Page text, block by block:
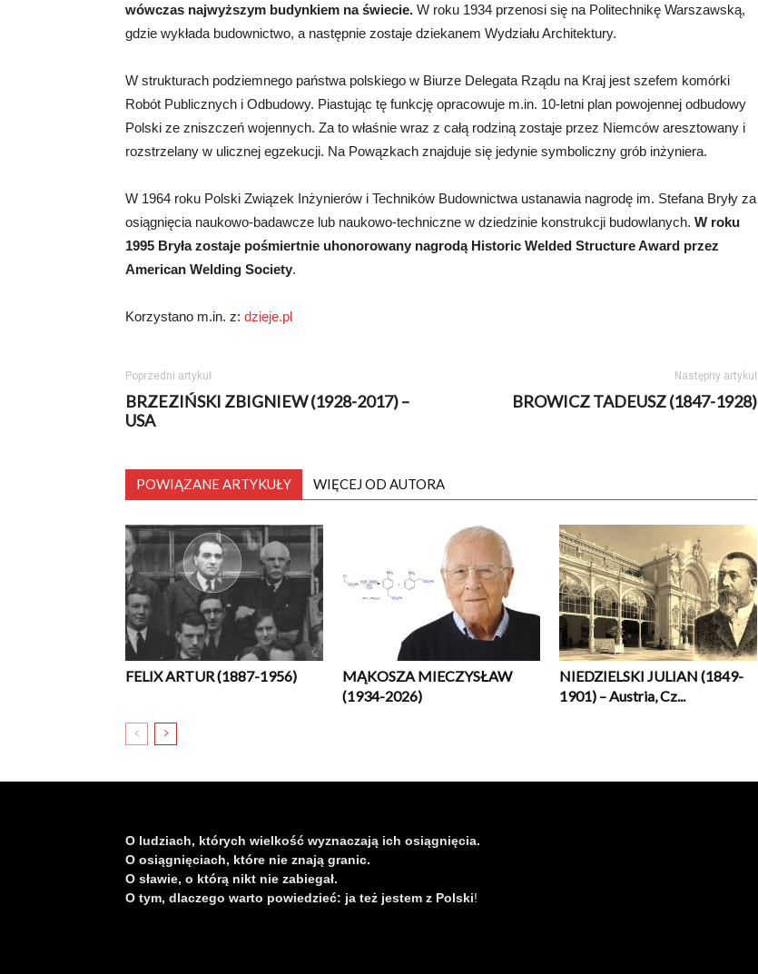
wówczas najwyższym budynkiem na świecie. W roku 1934 przenosi się na Politechnikę Warszawską,
gdzie wykłada budownictwo, a następnie zostaje dziekanem Wydziału Architektury.
W strukturach podziemnego państwa polskiego w Biurze Delegata Rządu na Kraj jest szefem komórki
Robót Publicznych i Odbudowy. Piastując tę funkcję opracowuje m.in. 10-letni plan powojennej odbudowy
Polski ze zniszczeń wojennych. Za to właśnie wraz z całą rodziną zostaje przez Niemców aresztowany i
rozstrzelany w ulicznej egzekucji. Na Powązkach znajduje się jedynie symboliczny grób inżyniera.
W 1964 roku Polski Związek Inżynierów i Techników Budownictwa ustanawia nagrodę im. Stefana Bryły za
osiągnięcia naukowo-badawcze lub naukowo-techniczne w dziedzinie konstrukcji budowlanych. W roku
1995 Bryła zostaje pośmiertnie uhonorowany nagrodą Historic Welded Structure Award przez
American Welding Society.
Korzystano m.in. z: dzieje.pl
Poprzedni artykuł
BRZEZIŃSKI ZBIGNIEW (1928-2017) –
USA
Następny artykuł
BROWICZ TADEUSZ (1847-1928)
POWIĄZANE ARTYKUŁY WIĘCEJ OD AUTORA
FELIX ARTUR (1887-1956)
MĄKOSZA MIECZYSŁAW
(1934-2026)
NIEDZIELSKI JULIAN (1849-
1901) – Austria, Cz...
O ludziach, których wielkość wyznaczają ich osiągnięcia.
O osiągnięciach, które nie znają granic.
O sławie, o którą nikt nie zabiegał.
O tym, dlaczego warto powiedzieć: ja też jestem z Polski!